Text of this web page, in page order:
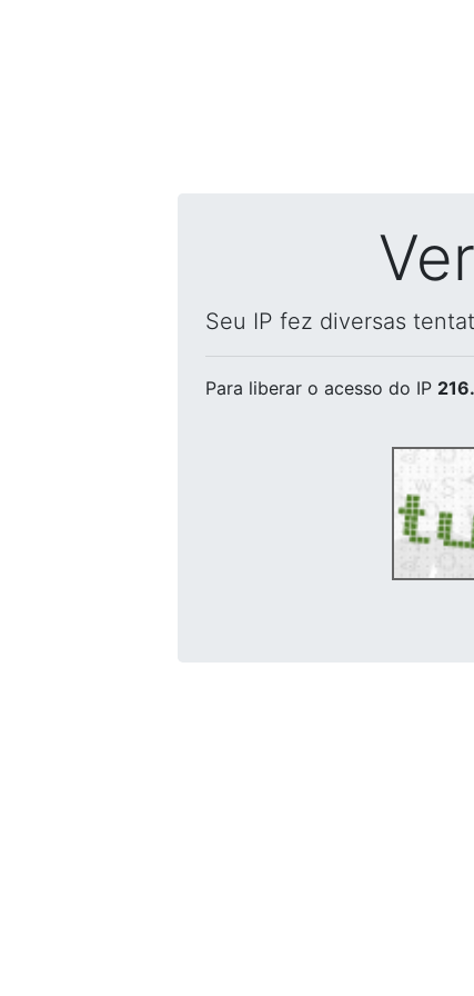
Seu IP fez diversas
Para liberar o acesso do IP